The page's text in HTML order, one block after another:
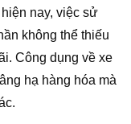
nay, việc sử
không thể thiếu
Công dụng về xe
hạ hàng hóa mà